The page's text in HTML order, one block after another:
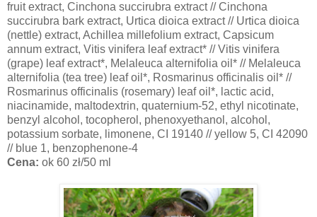
fruit extract, Cinchona succirubra extract // Cinchona
succirubra bark extract, Urtica dioica extract // Urtica dioica
(nettle) extract, Achillea millefolium extract, Capsicum
annum extract, Vitis vinifera leaf extract* // Vitis vinifera
(grape) leaf extract*, Melaleuca alternifolia oil* // Melaleuca
alternifolia (tea tree) leaf oil*, Rosmarinus officinalis oil* //
Rosmarinus officinalis (rosemary) leaf oil*, lactic acid,
niacinamide, maltodextrin, quaternium-52, ethyl nicotinate,
benzyl alcohol, tocopherol, phenoxyethanol, alcohol,
potassium sorbate, limonene, CI 19140 // yellow 5, CI 42090
// blue 1, benzophenone-4
Cena: ok 60 zł/50 ml